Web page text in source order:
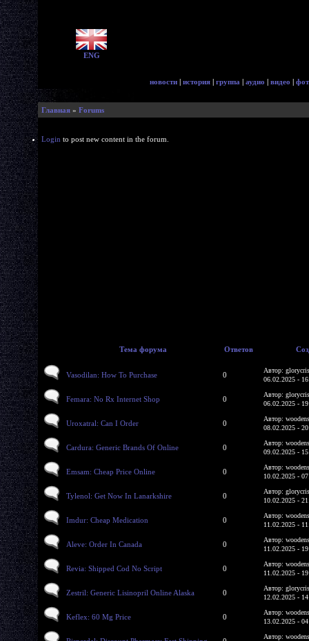
ENG
новости | история | группа | аудио | видео |
Главная » Forums
Login to post new content in the forum.
Тема форума Ответов
Vasodilan: How To Purchase 0
Автор:
06.02.2025 -
Femara: No Rx Internet Shop 0
Автор:
06.02.2025 -
Uroxatral: Can I Order 0
Автор:
08.02.2025 -
Cardura: Generic Brands Of Online 0
Автор:
09.02.2025 -
Emsam: Cheap Price Online 0
Автор:
10.02.2025 -
Tylenol: Get Now In Lanarkshire 0
Автор:
10.02.2025 -
Imdur: Cheap Medication 0
Автор:
11.02.2025 -
Aleve: Order In Canada 0
Автор:
11.02.2025 -
Revia: Shipped Cod No Script 0
Автор:
11.02.2025 -
Zestril: Generic Lisinopril Online Alaska 0
Автор:
12.02.2025 -
Keflex: 60 Mg Price 0
Автор:
13.02.2025 -
Автор: